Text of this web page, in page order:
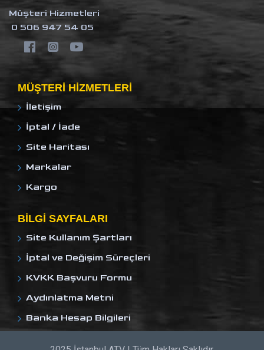
Müşteri Hizmetleri
0 506 947 54 05
MÜŞTERI HIZMETLERI
İletişim
İptal / İade
Site Haritası
Markalar
Kargo
BILGI SAYFALARI
Site Kullanım Şartları
İptal ve Değişim Süreçleri
KVKK Başvuru Formu
Aydınlatma Metni
Banka Hesap Bilgileri